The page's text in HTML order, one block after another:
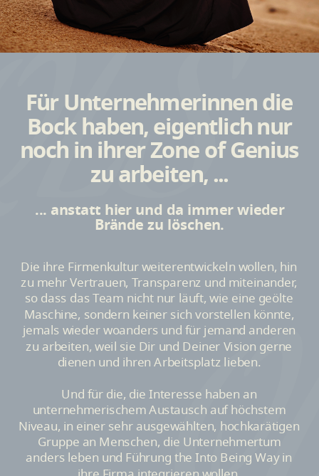
Für Unternehmerinnen die
Bock haben, eigentlich nur
noch in ihrer Zone of Genius
zu arbeiten, ...
... anstatt hier und da immer wieder
Brände zu löschen.
Die ihre Firmenkultur weiterentwickeln wollen, hin
zu mehr Vertrauen, Transparenz und miteinander,
so dass das Team nicht nur läuft, wie eine geölte
Maschine, sondern keiner sich vorstellen könnte,
jemals wieder woanders und für jemand anderen
zu arbeiten, weil sie Dir und Deiner Vision gerne
dienen und ihren Arbeitsplatz lieben.
Und für die, die Interesse haben an
unternehmerischem Austausch auf höchstem
Niveau, in einer sehr ausgewählten, hochkarätigen
Gruppe an Menschen, die Unternehmertum
anders leben und Führung the Into Being Way in